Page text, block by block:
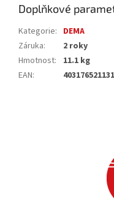
Doplňkové
Kategorie: DEMA
Záruka:
2 roky
Hmotnost:
11.1 kg
EAN: